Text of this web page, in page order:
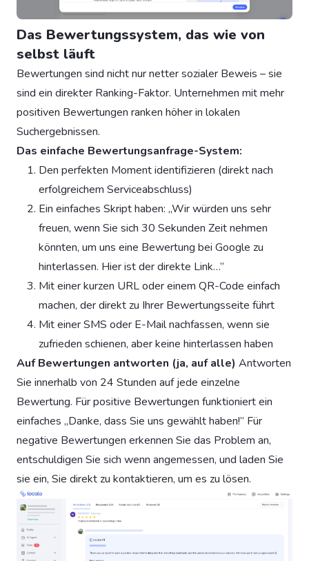
Das Bewertungssystem, das wie von
selbst läuft
Bewertungen sind nicht nur netter sozialer Beweis – sie
sind ein direkter Ranking-Faktor. Unternehmen mit mehr
positiven Bewertungen ranken höher in lokalen
Suchergebnissen.
Das einfache Bewertungsanfrage-System:
Den perfekten Moment identifizieren (direkt nach
erfolgreichem Serviceabschluss)
Ein einfaches Skript haben: „Wir würden uns sehr
freuen, wenn Sie sich 30 Sekunden Zeit nehmen
könnten, um uns eine Bewertung bei Google zu
hinterlassen. Hier ist der direkte Link…”
Mit einer kurzen URL oder einem QR-Code einfach
machen, der direkt zu Ihrer Bewertungsseite führt
Mit einer SMS oder E-Mail nachfassen, wenn sie
zufrieden schienen, aber keine hinterlassen haben
Auf Bewertungen antworten (ja, auf alle) Antworten
Sie innerhalb von 24 Stunden auf jede einzelne
Bewertung. Für positive Bewertungen funktioniert ein
einfaches „Danke, dass Sie uns gewählt haben!” Für
negative Bewertungen erkennen Sie das Problem an,
entschuldigen Sie sich wenn angemessen, und laden Sie
sie ein, Sie direkt zu kontaktieren, um es zu lösen.